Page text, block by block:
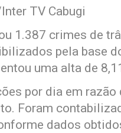
TV Cabugi
1.387 crimes de
pela base
uma alta de
por dia em
Foram
dados